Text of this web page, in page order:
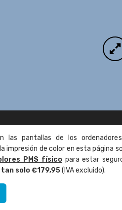
las pantallas de los
impresión de color en esta página
PMS físicopara estar
solo €179,95(IVA excluido).